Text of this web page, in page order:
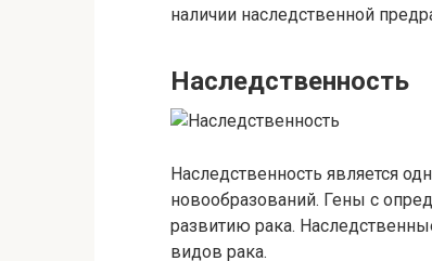
наличии наследственной
Наследственность
Наследственность является
новообразований. Гены с
развитию рака.
видов рака.